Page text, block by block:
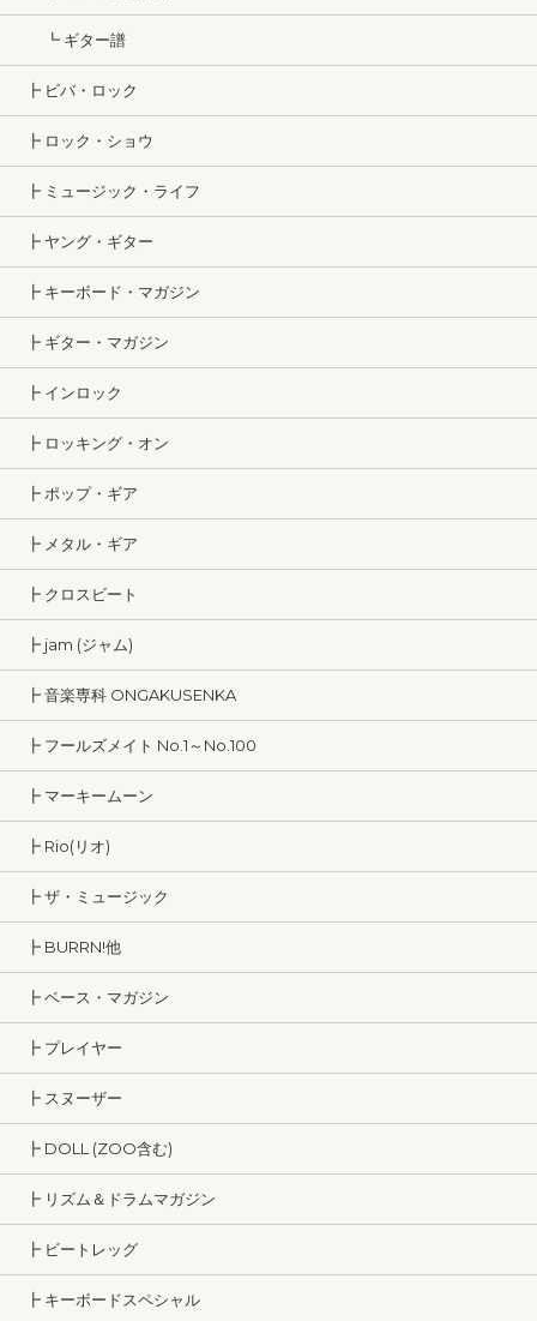
┗ ギター譜
┣ ビバ・ロック
┣ ロック・ショウ
┣ ミュージック・ライフ
┣ ヤング・ギター
┣ キーボード・マガジン
┣ ギター・マガジン
┣ インロック
┣ ロッキング・オン
┣ ポップ・ギア
┣ メタル・ギア
┣ クロスビート
┣ jam (ジャム)
┣ 音楽専科 ONGAKUSENKA
┣ フールズメイト No.1～No.100
┣ マーキームーン
┣ Rio(リオ)
┣ ザ・ミュージック
┣ BURRN!他
┣ ベース・マガジン
┣ プレイヤー
┣ スヌーザー
┣ DOLL (ZOO含む)
┣ リズム＆ドラムマガジン
┣ ビートレッグ
┣ キーボードスペシャル